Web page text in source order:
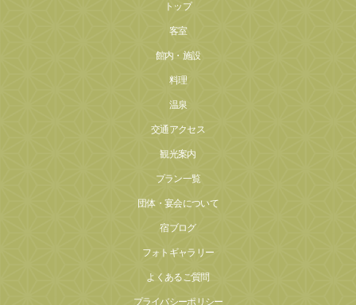
トップ
客室
館内・施設
料理
温泉
交通アクセス
観光案内
プラン一覧
団体・宴会について
宿ブログ
フォトギャラリー
よくあるご質問
プライバシーポリシー